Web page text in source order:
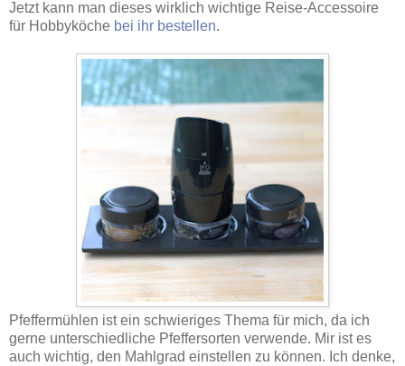
Jetzt kann man dieses wirklich wichtige Reise-Accessoire
für Hobbyköche bei ihr bestellen.
Pfeffermühlen ist ein schwieriges Thema für mich, da ich
gerne unterschiedliche Pfeffersorten verwende. Mir ist es
auch wichtig, den Mahlgrad einstellen zu können. Ich denke,